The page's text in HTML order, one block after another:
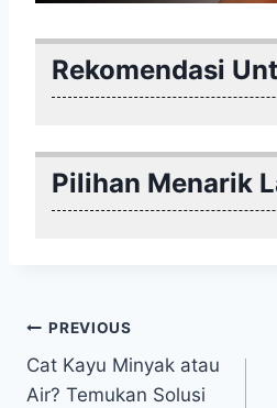
Rekomendasi
Pilihan Menarik
Post
navigation
PREVIOUS
Cat Kayu Minyak atau
Air? Temukan Solusi